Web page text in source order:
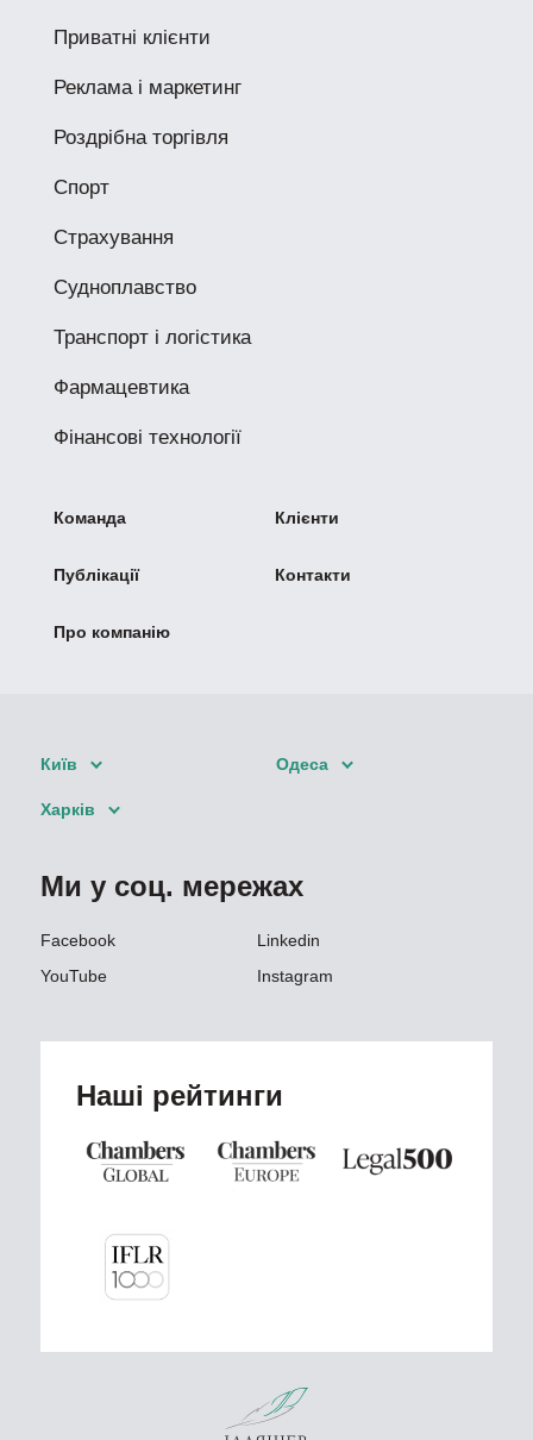
Приватні клієнти
Реклама і маркетинг
Роздрібна торгівля
Спорт
Страхування
Судноплавство
Транспорт і логістика
Фармацевтика
Фінансові технології
Команда Клієнти
Публікації Контакти
Про компанію
Київ Одеса
Харків
Ми у соц. мережах
Facebook
Linkedin
YouTube
Instagram
Наші рейтинги